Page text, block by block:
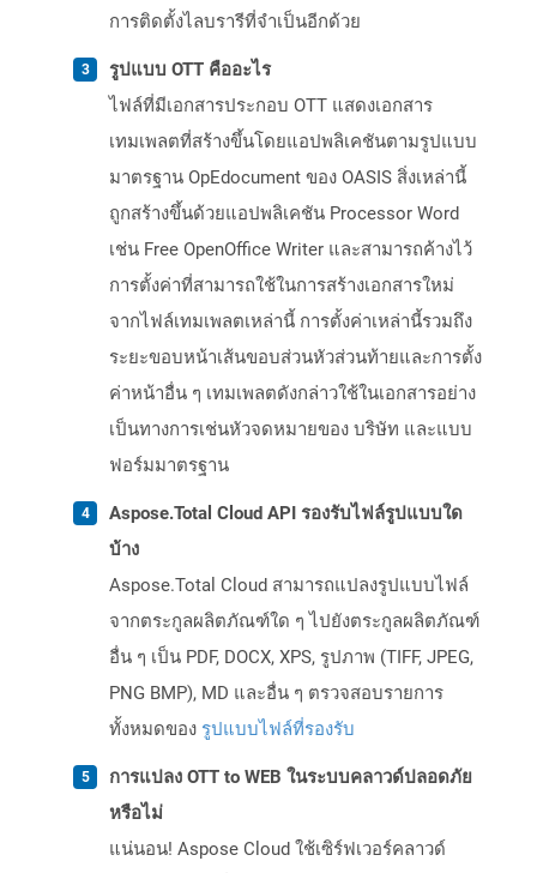
การติดตั้งไลบรารีที่จำเป็นอีกด้วย
รูปแบบ OTT คืออะไร
ไฟล์ที่มีเอกสารประกอบ OTT แสดงเอกสาร
เทมเพลตที่สร้างขึ้นโดยแอปพลิเคชันตามรูปแบบ
มาตรฐาน OpEdocument ของ OASIS สิ่งเหล่านี้
ถูกสร้างขึ้นด้วยแอปพลิเคชัน Processor Word
เช่น Free OpenOffice Writer และสามารถค้างไว้
การตั้งค่าที่สามารถใช้ในการสร้างเอกสารใหม่
จากไฟล์เทมเพลตเหล่านี้ การตั้งค่าเหล่านี้รวมถึง
ระยะขอบหน้าเส้นขอบส่วนหัวส่วนท้ายและการตั้ง
ค่าหน้าอื่น ๆ เทมเพลตดังกล่าวใช้ในเอกสารอย่าง
เป็นทางการเช่นหัวจดหมายของ บริษัท และแบบ
ฟอร์มมาตรฐาน
Aspose.Total Cloud API รองรับไฟล์รูปแบบใด
บ้าง
Aspose.Total Cloud สามารถแปลงรูปแบบไฟล์
จากตระกูลผลิตภัณฑ์ใด ๆ ไปยังตระกูลผลิตภัณฑ์
อื่น ๆ เป็น PDF, DOCX, XPS, รูปภาพ (TIFF, JPEG,
PNG BMP), MD และอื่น ๆ ตรวจสอบรายการ
ทั้งหมดของ รูปแบบไฟล์ที่รองรับ
การแปลง OTT to WEB ในระบบคลาวด์ปลอดภัย
หรือไม่
แน่นอน! Aspose Cloud ใช้เซิร์ฟเวอร์คลาวด์